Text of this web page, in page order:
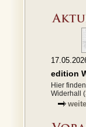
edition
Hier
Widerhall